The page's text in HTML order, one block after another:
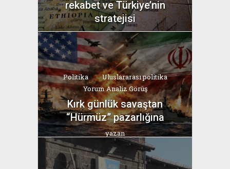
rekabet ve Türkiye’nin
stratejisi
yazan
Bahri Ak
Politika
Uluslararası politika
Yorum Analiz Görüş
Kırk günlük savaştan
“Hürmüz” pazarlığına
yazan
Bahri Ak